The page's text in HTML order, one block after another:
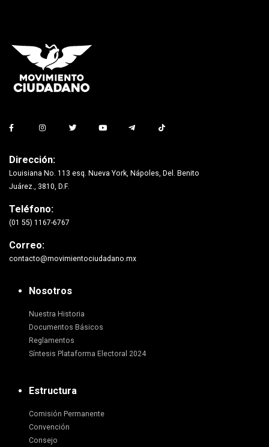
Dirección:
Louisiana No. 113 esq. Nueva York, Nápoles, Del. Benito
Juárez., 3810, D.F.
Teléfono:
(01 55) 1167-6767
Correo:
contacto@movimientociudadano.mx
Nosotros
Nuestra Historia
Documentos Básicos
Reglamentos
Síntesis Plataforma Electoral 2024
Estructura
Comisión Permanente
Convención
Consejo